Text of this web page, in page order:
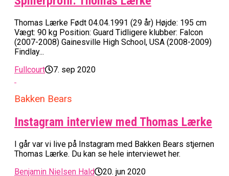
Thomas Lærke Født 04.04.1991 (29 år) Højde: 195 cm
Vægt: 90 kg Position: Guard Tidligere klubber: Falcon
(2007-2008) Gainesville High School, USA (2008-2009)
Findlay...
Fullcourt
7. sep 2020
Bakken Bears
Instagram interview med Thomas Lærke
I går var vi live på Instagram med Bakken Bears stjernen
Thomas Lærke. Du kan se hele interviewet her.
Benjamin Nielsen Hald
20. jun 2020